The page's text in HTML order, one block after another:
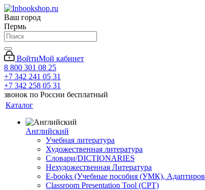
Ваш город
Пермь
ВойтиМой кабинет
8 800 301 08 25
+7 342 241 05 31
+7 342 258 05 31
звонок по России бесплатный
Каталог
Английский
Учебная литература
Художественная литература
Словари/DICTIONARIES
Нехудожественная Литература
E-books (Учебные пособия (УМК),
Classroom Presentation Tool (CPT)